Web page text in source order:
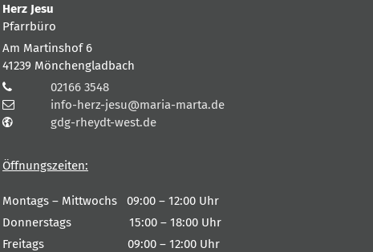
Herz Jesu
Pfarrbüro
Am Martinshof 6
41239 Mönchengladbach
02166 3548
info-herz-jesu@maria-marta.de
gdg-rheydt-west.de
Öffnungszeiten:
Montags – Mittwochs 09:00 – 12:00 Uhr
Donnerstags 15:00 – 18:00 Uhr
Freitags 09:00 – 12:00 Uhr